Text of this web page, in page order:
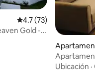
Calificación promedio:
4.7 (73)
Gold -
fin de
Ubicación ·